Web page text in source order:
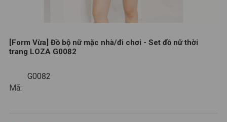
[Form Vừa] Đồ bộ nữ mặc nhà/đi chơi - Set đồ nữ thời
trang LOZA G0082
Mã:
G0082